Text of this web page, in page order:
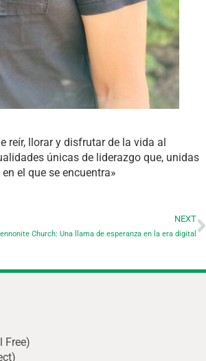
reír, llorar y disfrutar de la vida al
únicas de liderazgo que, unidas
el que se encuentra»
NEXT
Church: Una llama de esperanza en la era digital
Free)